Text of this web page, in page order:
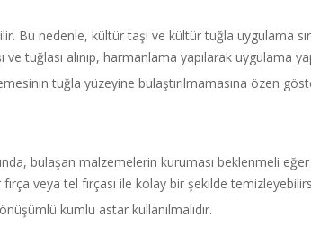
Bu nedenle, kültür taşı ve kültür tuğla uygulama
tuğlası alınıp, harmanlama yapılarak uygulama
tuğla yüzeyine bulaştırılmamasına özen
bulaşan malzemelerin kuruması beklenmeli
veya tel fırçası ile kolay bir şekilde
kumlu astar kullanılmalıdır.